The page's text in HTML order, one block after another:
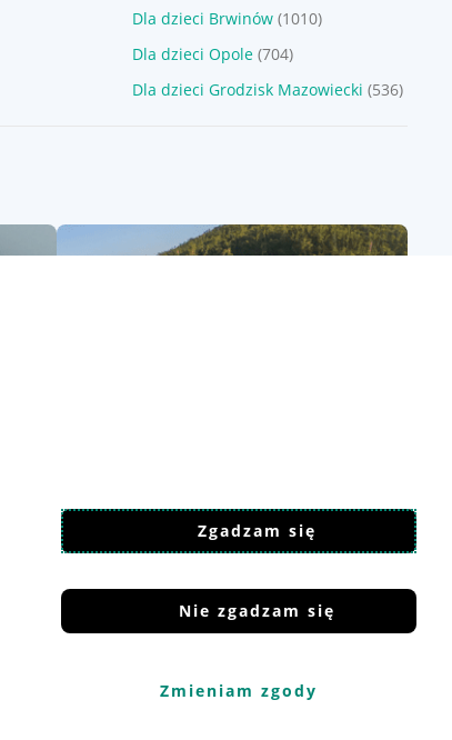
Zgadzam się
Nie zgadzam się
Zmieniam zgody
Dla dzieci Brwinów (1010)
Dla dzieci Opole (704)
Dla dzieci Grodzisk Mazowiecki (536)